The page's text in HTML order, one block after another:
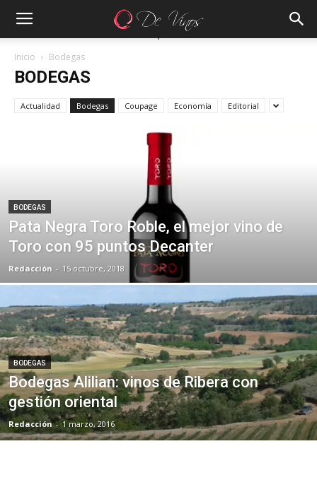
Inicio Bodegas
BODEGAS
Actualidad Bodegas Coupage Economía Editorial
BODEGAS
Pata Negra Toro Roble, el mejor vino de
Toro con 95 puntos Decanter
Redacción - 15 octubre, 2018
BODEGAS
Bodegas Alilian: vinos de Ribera con
gestión oriental
Redacción - 1 marzo, 2016